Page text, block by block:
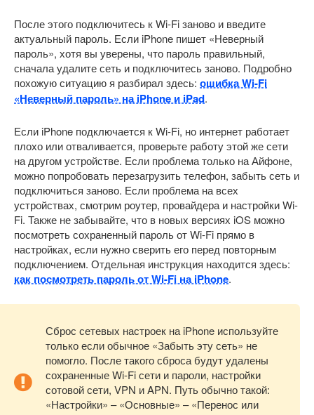
После этого подключитесь к Wi-Fi заново и введите
актуальный пароль. Если iPhone пишет «Неверный
пароль», хотя вы уверены, что пароль правильный,
сначала удалите сеть и подключитесь заново. Подробно
похожую ситуацию я разбирал здесь: ошибка Wi-Fi
«Неверный пароль» на iPhone и iPad.
Если iPhone подключается к Wi-Fi, но интернет работает
плохо или отваливается, проверьте работу этой же сети
на другом устройстве. Если проблема только на Айфоне,
можно попробовать перезагрузить телефон, забыть сеть и
подключиться заново. Если проблема на всех
устройствах, смотрим роутер, провайдера и настройки Wi-
Fi. Также не забывайте, что в новых версиях iOS можно
посмотреть сохраненный пароль от Wi-Fi прямо в
настройках, если нужно сверить его перед повторным
подключением. Отдельная инструкция находится здесь:
как посмотреть пароль от Wi-Fi на iPhone.
Сброс сетевых настроек на iPhone используйте
только если обычное «Забыть эту сеть» не
помогло. После такого сброса будут удалены
сохраненные Wi-Fi сети и пароли, настройки
сотовой сети, VPN и APN. Путь обычно такой:
«Настройки» – «Основные» – «Перенос или